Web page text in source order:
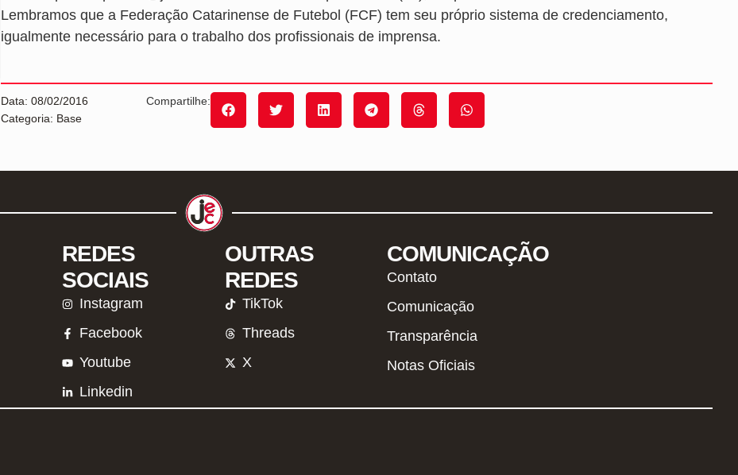
Lembramos que a Federação Catarinense de Futebol (FCF) tem seu próprio sistema de credenciamento,
igualmente necessário para o trabalho dos profissionais de imprensa.
Data: 08/02/2016
Categoria: Base
Compartilhe:
REDES
SOCIAIS
Instagram
Facebook
Youtube
Linkedin
OUTRAS
REDES
TikTok
Threads
X
COMUNICAÇÃO
Contato
Comunicação
Transparência
Notas Oficiais